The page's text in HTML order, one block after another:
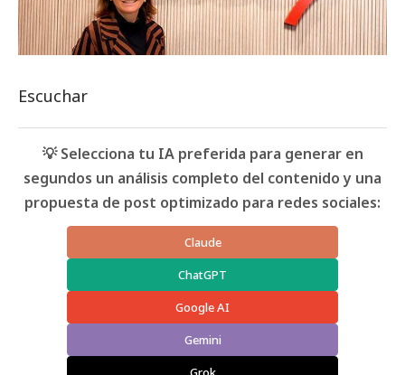
Escuchar
💡 Selecciona tu IA preferida para generar en
segundos un análisis completo del contenido y una
propuesta de post optimizado para redes sociales:
Claude
ChatGPT
Google AI
Gemini